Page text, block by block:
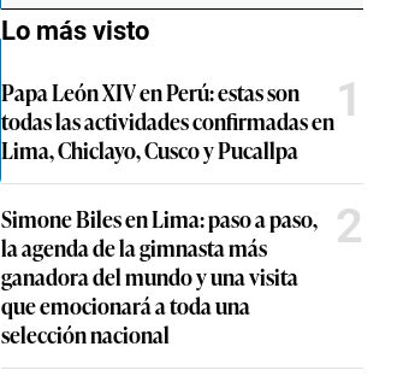
Lo más visto
Papa León XIV en Perú: estas son
todas las actividades confirmadas en
Lima, Chiclayo, Cusco y Pucallpa
1
Simone Biles en Lima: paso a paso,
la agenda de la gimnasta más
ganadora del mundo y una visita
que emocionará a toda una
selección nacional
2